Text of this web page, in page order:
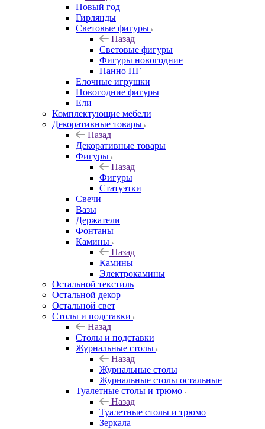
Новый год
Гирлянды
Световые фигуры
Назад
Световые фигуры
Фигуры новогодние
Панно НГ
Елочные игрушки
Новогодние фигуры
Ели
Комплектующие мебели
Декоративные товары
Назад
Декоративные товары
Фигуры
Назад
Фигуры
Статуэтки
Свечи
Вазы
Держатели
Фонтаны
Камины
Назад
Камины
Электрокамины
Остальной текстиль
Остальной декор
Остальной свет
Столы и подставки
Назад
Столы и подставки
Журнальные столы
Назад
Журнальные столы
Журнальные столы остальные
Туалетные столы и трюмо
Назад
Туалетные столы и трюмо
Зеркала